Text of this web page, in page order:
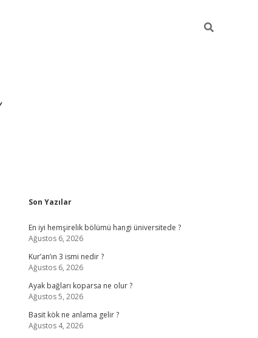
Sidebar
Son Yazılar
En iyi hemşirelik bölümü hangi üniversitede ?
Ağustos 6, 2026
Kur’an’ın 3 ismi nedir ?
Ağustos 6, 2026
Ayak bağları koparsa ne olur ?
Ağustos 5, 2026
Basit kök ne anlama gelir ?
Ağustos 4, 2026